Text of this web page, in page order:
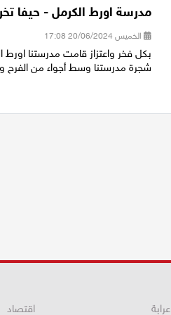
مدرسة اورط الكرمل - حيفا
الخميس 20/06/2024 17:08
بكل فخر واعتزاز قامت مدرستنا اورط
شجرة مدرستنا وسط أجواء من الفرح
عرابة اقتصاد